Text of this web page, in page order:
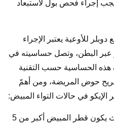
إجراء فحص بول لاستبعاد
للأوعية يعتبر الإجراء
عبر البطن، وتصل حساسيته في
وتختلف هذه الحساسية حسب التقنية
حوض المريضة، ومن أهمّ
الإيكو في حالات التواء المبيض:
– ضخامة نسبية في المبيض، حيث يكون قطر المبيض أكبر من 5